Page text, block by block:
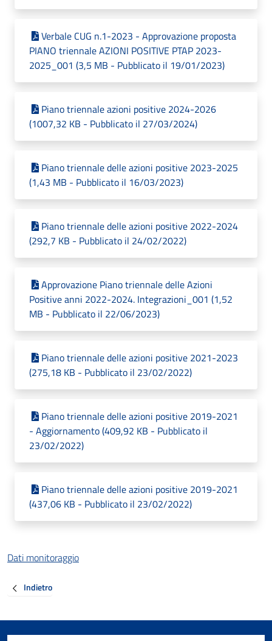
Verbale CUG n.1-2023 - Approvazione proposta
PIANO triennale AZIONI POSITIVE PTAP 2023-
2025_001 (3,5 MB - Pubblicato il 19/01/2023)
Piano triennale azioni positive 2024-2026
(1007,32 KB - Pubblicato il 27/03/2024)
Piano triennale delle azioni positive 2023-2025
(1,43 MB - Pubblicato il 16/03/2023)
Piano triennale delle azioni positive 2022-2024
(292,7 KB - Pubblicato il 24/02/2022)
Approvazione Piano triennale delle Azioni
Positive anni 2022-2024. Integrazioni_001 (1,52
MB - Pubblicato il 22/06/2023)
Piano triennale delle azioni positive 2021-2023
(275,18 KB - Pubblicato il 23/02/2022)
Piano triennale delle azioni positive 2019-2021
- Aggiornamento (409,92 KB - Pubblicato il
23/02/2022)
Piano triennale delle azioni positive 2019-2021
(437,06 KB - Pubblicato il 23/02/2022)
Dati monitoraggio
Indietro